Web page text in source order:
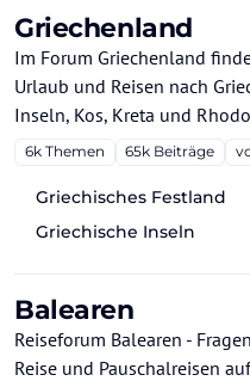
Griechenland
Im Forum Griechenland
Urlaub und Reisen nach
Inseln, Kos, Kreta und
6k Themen 65k Beiträge
Griechisches Festland
Griechische Inseln
Balearen
Reiseforum Balearen -
Reise und Pauschalreisen